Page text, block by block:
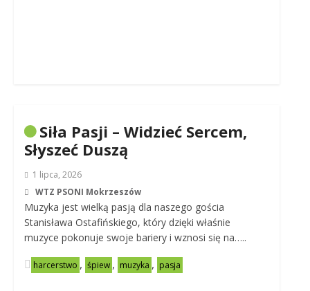
Siła Pasji – Widzieć Sercem,
Słyszeć Duszą
1 lipca, 2026
WTZ PSONI Mokrzeszów
Muzyka jest wielką pasją dla naszego gościa
Stanisława Ostafińskiego, który dzięki właśnie
muzyce pokonuje swoje bariery i wznosi się na…..
harcerstwo , śpiew , muzyka , pasja